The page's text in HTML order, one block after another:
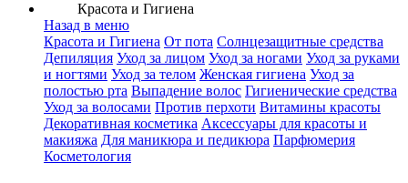
Красота и Гигиена
Назад в меню
Красота и Гигиена От пота Солнцезащитные средства
Депиляция Уход за лицом Уход за ногами Уход за руками
и ногтями Уход за телом Женская гигиена Уход за
полостью рта Выпадение волос Гигиенические средства
Уход за волосами Против перхоти Витамины красоты
Декоративная косметика Аксессуары для красоты и
макияжа Для маникюра и педикюра Парфюмерия
Косметология